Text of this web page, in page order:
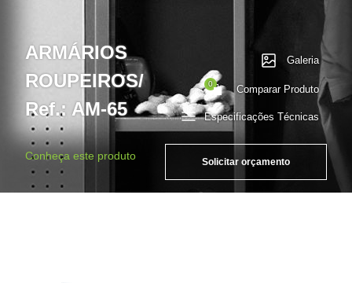
ARMÁRIOS
ROUPEIROS/
Ref.: AM-65
Especificações Técnicas
Galeria
0 Comparar Produto
Conheça este produto Solicitar orçamento